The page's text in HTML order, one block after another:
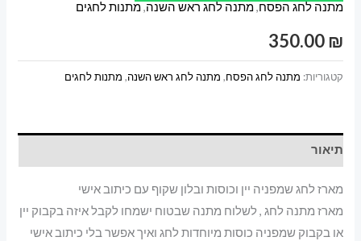
שמפניה
ובלון
מתנה לחג הפסח,מתנה לחג ראש השנה,מתנות לחגים
350.00 ₪
קטגוריות: מתנה לחג הפסח, מתנה לחג ראש השנה, מתנות לחגים
תיאור
מארז לחג שמפניה יין וכוסות ובלון שקוף עם כיתוב אישי
מארז מתנה לחג , לשלוח מתנה שבטוח ישמחו לקבל איזה בקבוק יין
או בקבוק שמפניה כוסות מיוחדות לחג ואיך אפשר בלי כיתוב אישי